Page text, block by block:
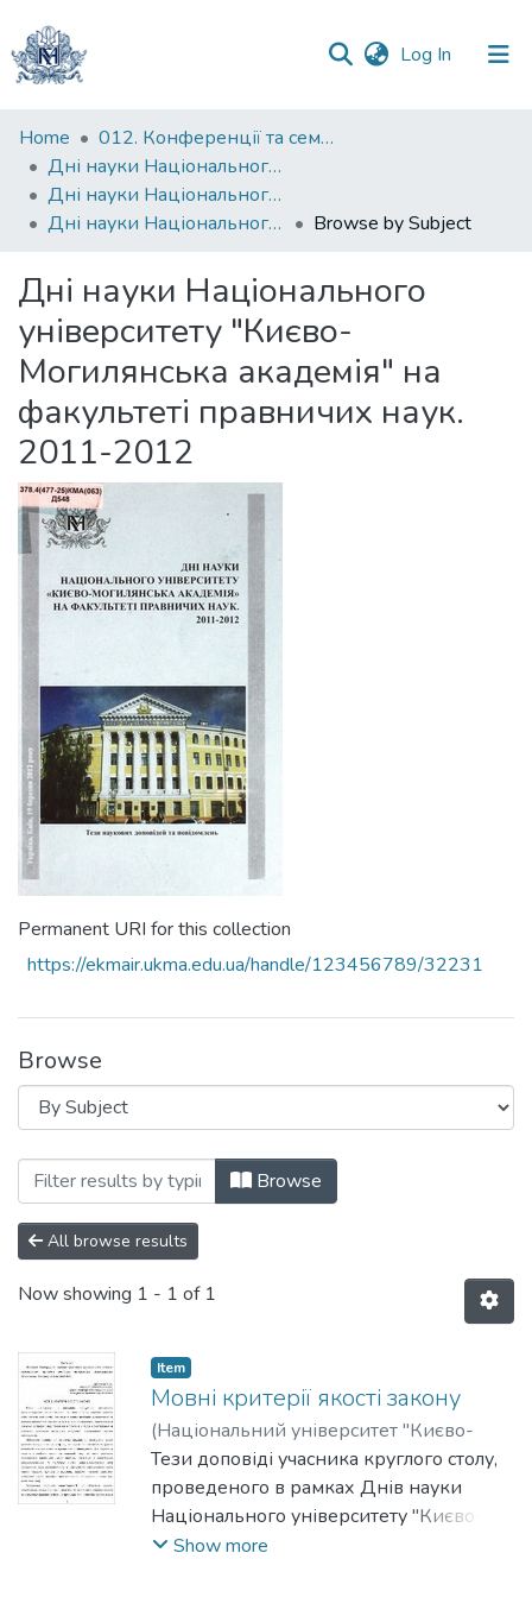
Log In (current)
Communities
&
Collections
All of DSpace
Home
012. Конференції та семінари НаУКМА
Дні науки Національного університету "Києво-Могилянська академія"
Дні науки Національного університету "Києво-Могилянська академія" на факультеті правничих наук
Дні науки Національного університету "Києво-Могилянська академія" на факультеті правничих наук. 2011-2012
Browse by Subject
Дні науки Національного
університету "Києво-
Могилянська академія" на
факультеті правничих наук.
2011-2012
Permanent URI for this collection
https://ekmair.ukma.edu.ua/handle/123456789/32231
Browse
Browsing Дні науки Національного
Browse
All browse results
Now showing 1 - 1 of 1
Item
Мовні критерії якості закону
(Національний університет "Києво-
Могилянська академія" ,2012)
Артикуца, Наталія
Тези доповіді учасника круглого столу,
проведеного в рамках Днів науки
Національного університету "Києво-
Могилянська академія" на факультеті
Show more